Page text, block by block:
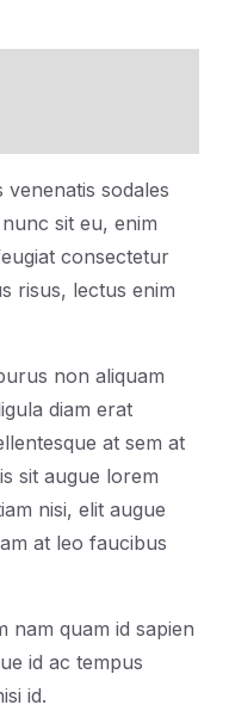
sodales
sit eu, enim
consectetur
risus, lectus enim
non aliquam
diam erat
at sem at
sit augue lorem
nisi, elit augue
at leo faucibus
nam quam id sapien
id ac tempus
id.